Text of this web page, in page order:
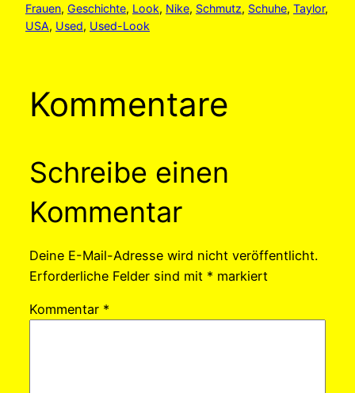
Frauen, Geschichte, Look, Nike, Schmutz, Schuhe, Taylor
USA, Used, Used-Look
Kommentare
Schreibe einen
Kommentar
Deine E-Mail-Adresse wird nicht veröffentlicht.
Erforderliche Felder sind mit * markiert
Kommentar *